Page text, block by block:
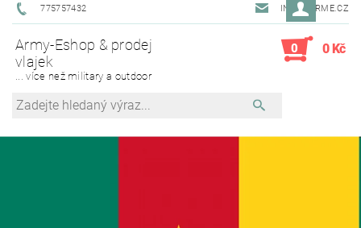
775757432 INFO@ARME.CZ
Army-Eshop & prodej
vlajek
... více než military a outdoor
0 0 Kč